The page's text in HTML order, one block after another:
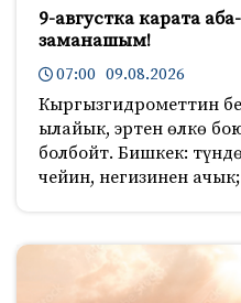
9-августка карата
заманашым!
07:00 09.08.2026
Кыргызгидрометтин
ылайык, эртен өлкө
болбойт. Бишкек:
чейин, негизинен